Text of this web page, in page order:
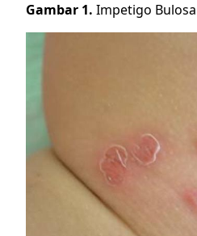
Gambar 1. Impetigo Bulosa